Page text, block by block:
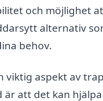
och möjlighet
alternativ
behov.
viktig aspekt av
är att det kan